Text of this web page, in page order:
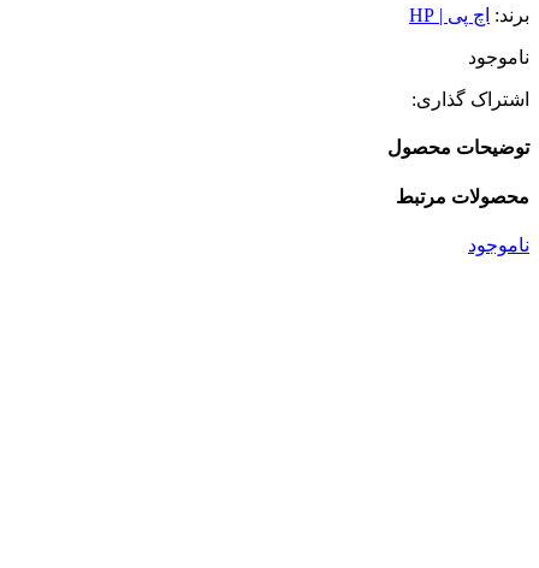
برند: اچ پی | HP
ناموجود
اشتراک گذاری:
توضیحات محصول
محصولات مرتبط
ناموجود